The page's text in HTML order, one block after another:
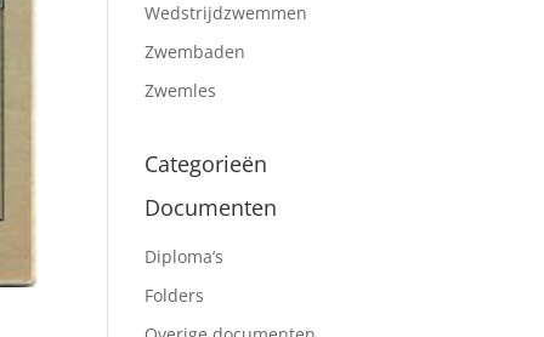
Wedstrijdzwemmen
Zwembaden
Zwemles
Categorieën
Documenten
Diploma’s
Folders